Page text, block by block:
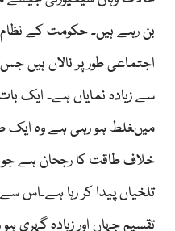
بن رہے ہیں۔ حکومت کے نظام
اجتماعی طور پر نالاں ہیں
سے زیادہ نمایاں ہے۔ ایک
میںغلط ہو رہی ہے وہ ایک
خلاف طاقت کا رجحان ہے جو
تلخیاں پیدا کر رہا ہے۔اس
تقسیم جہاں اور زیادہ گہری